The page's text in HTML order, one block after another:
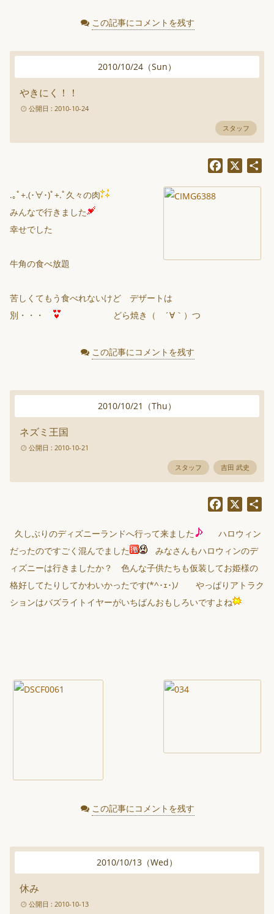
この記事にコメントを残す
2010/10/24 （Sun）
やきにく！！
公開日 : 2010-10-24
スタッフ
Facebook
.｡ﾟ+.(･∀･)ﾟ+.ﾟ久々の肉
みんなで行きました
幸せでした
牛角の食べ放題
苦しくてもう食べれないけど デザートは
別・・・
どら焼き（ ´∀｀）つ
この記事にコメントを残す
2010/10/21 （Thu）
ネズミ王国
公開日 : 2010-10-21
スタッフ 吉田 武史
Facebook
久しぶりのディズニーランドへ行って来ました
ハロウィン
だったのですごく混んでました
みなさんもハロウィンのデ
ィズニーは行きましたか？ 色んな子供たちも仮装してお姫様の
格好してたりしてかわいかったです(*^･ｪ･)ﾉ やっぱりアトラク
ションはバズライトイヤーがいちばんおもしろいですよね
この記事にコメントを残す
2010/10/13 （Wed）
休み
公開日 : 2010-10-13